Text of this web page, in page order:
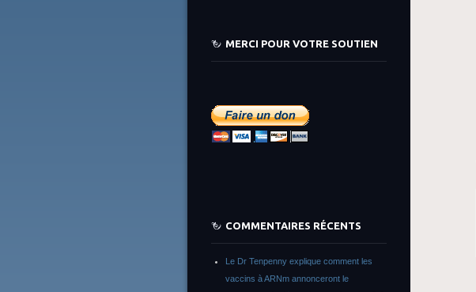
MERCI POUR VOTRE SOUTIEN
COMMENTAIRES RÉCENTS
Le Dr Tenpenny explique comment les
vaccins à ARNm annonceront le